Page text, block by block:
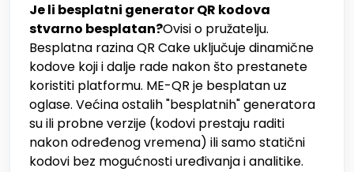
Je li besplatni generator QR kodova
stvarno besplatan?Ovisi o pružatelju.
Besplatna razina QR Cake uključuje dinamične
kodove koji i dalje rade nakon što prestanete
koristiti platformu. ME-QR je besplatan uz
oglase. Većina ostalih "besplatnih" generatora
su ili probne verzije (kodovi prestaju raditi
nakon određenog vremena) ili samo statični
kodovi bez mogućnosti uređivanja i analitike.